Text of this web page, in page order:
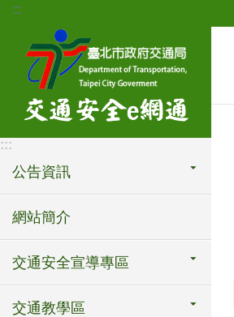
跳到主要內容區塊
:::
:::
公告資訊
網站簡介
交通安全宣導專區
交通教學區